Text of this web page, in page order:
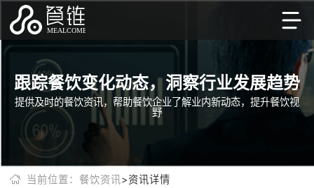
跟踪餐饮变化动态，洞察行业发展趋势
提供及时的餐饮资讯，帮助餐饮企业了解业内新动态，提升餐饮视
野
当前位置：餐饮资讯 >资讯详情